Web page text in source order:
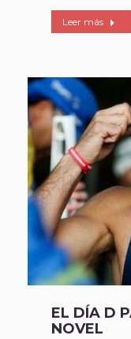
Leer más
EL DÍA D
NOVEL